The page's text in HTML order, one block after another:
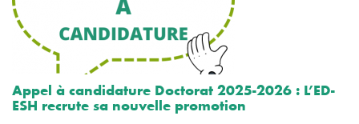
Appel à candidature Doctorat 2025-2026 : L’ED-
ESH recrute sa nouvelle promotion